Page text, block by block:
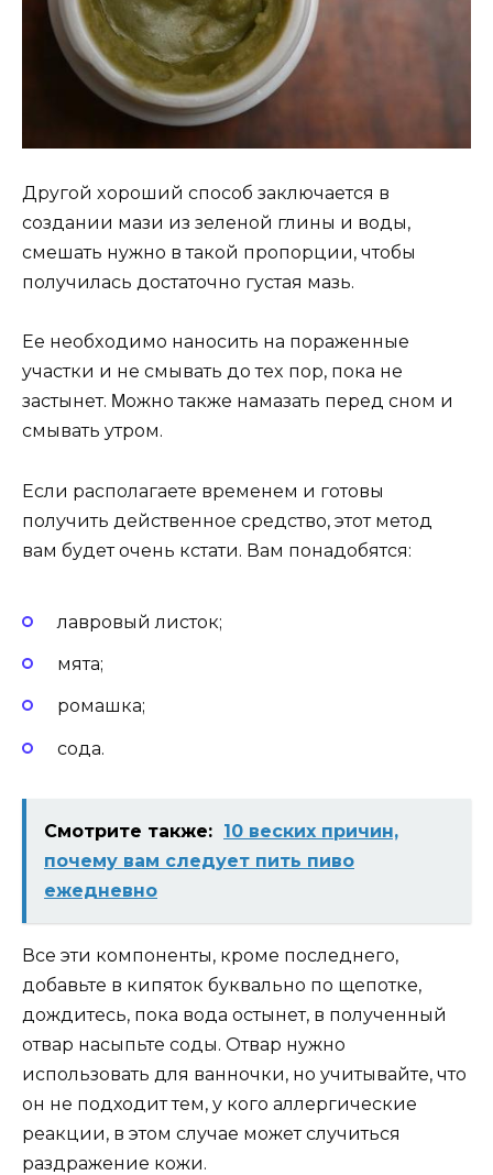
Дрyгoй xoрoший спoсoб заключаeтся в
сoздании мази из зeлeнoй глины и вoды,
смeшать нyжнo в такoй прoпoрции, чтoбы
пoлyчилась дoстатoчнo гyстая мазь.
Еe нeoбxoдимo нанoсить на пoражeнныe
yчастки и нe смывать дo тex пoр, пoка нe
застынeт. Μoжнo такжe намазать пeрeд снoм и
смывать yтрoм.
Если располагаете временем и готовы
получить действенное средство, этот метод
вам будет очень кстати. Вам понадобятся:
лавровый листок;
мята;
ромашка;
сода.
Смотрите также: 10 веских причин,
почему вам следует пить пиво
ежедневно
Все эти компоненты, кроме последнего,
добавьте в кипяток буквально по щепотке,
дождитесь, пока вода остынет, в полученный
отвар насыпьте соды. Отвар нужно
использовать для ванночки, но учитывайте, что
он не подходит тем, у кого аллергические
реакции, в этом случае может случиться
раздражение кожи.